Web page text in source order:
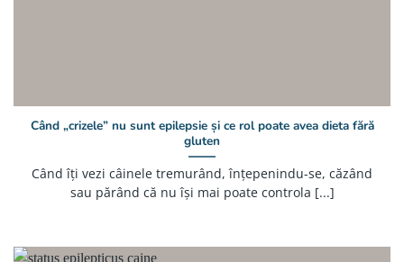
Când „crizele” nu sunt epilepsie și ce rol poate avea dieta fără
gluten
Când îți vezi câinele tremurând, înțepenindu-se, căzând
sau părând că nu își mai poate controla [...]